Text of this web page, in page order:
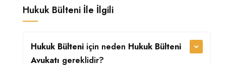
Hukuk Bülteni İle İlgili
Hukuk Bülteni için neden Hukuk Bülteni
Avukatı gereklidir?